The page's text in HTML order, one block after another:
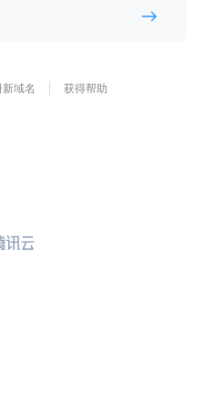
域名 获得帮助